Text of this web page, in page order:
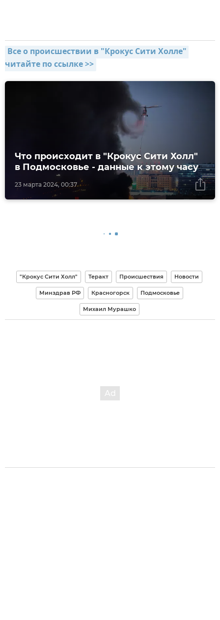
Все о происшествии в "Крокус Сити Холле"
читайте по ссылке >>
23 марта 2024, 00:37
Что происходит в "Крокус Сити Холл"
в Подмосковье - данные к этому часу
"Крокус Сити Холл" Теракт Происшествия Новости
Минздрав РФ Красногорск Подмосковье
Михаил Мурашко